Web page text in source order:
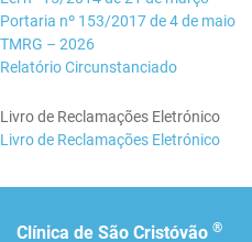
Portaria nº 153/2017 de 4 de maio
TMRG – 2026
Relatório Circunstanciado
Livro de Reclamações Eletrónico
Livro de Reclamações Eletrónico
Clínica de São Cristóvão ®